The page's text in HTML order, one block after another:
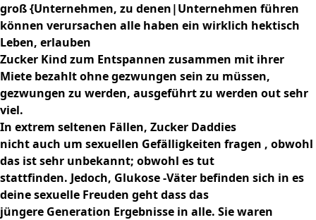
groß {Unternehmen, zu denen|Unternehmen führen
können verursachen alle haben ein wirklich hektisch
Leben, erlauben
Zucker Kind zum Entspannen zusammen mit ihrer
Miete bezahlt ohne gezwungen sein zu müssen,
gezwungen zu werden, ausgeführt zu werden out sehr
viel.
In extrem seltenen Fällen, Zucker Daddies
nicht auch um sexuellen Gefälligkeiten fragen , obwohl
das ist sehr unbekannt; obwohl es tut
stattfinden. Jedoch, Glukose -Väter befinden sich in es
deine sexuelle Freuden geht dass das
jüngere Generation Ergebnisse in alle. Sie waren